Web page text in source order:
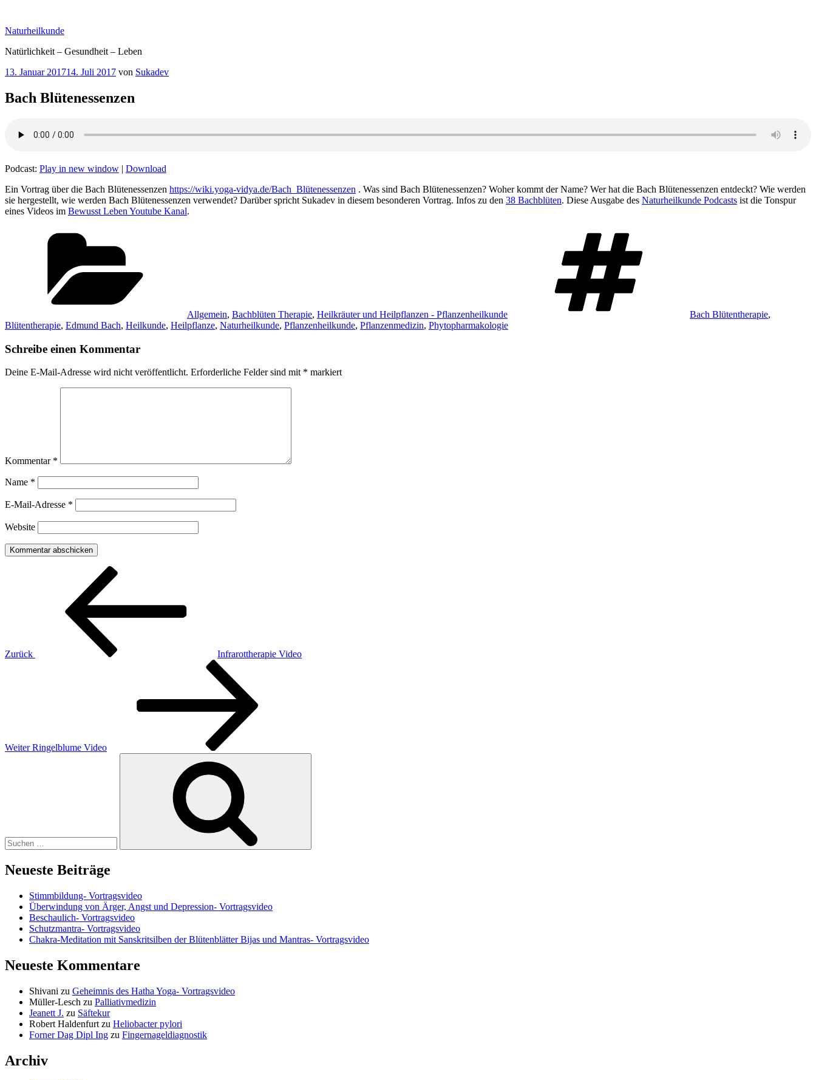
springen
Naturheilkunde
Natürlichkeit – Gesundheit – Leben
Veröffentlicht
13. Januar 201714. Juli 2017 von Sukadev
Bach Blütenessenzen
Podcast: Play in new window | Download
Ein Vortrag über die Bach Blütenessenzen https://wiki.yoga-vidya.de/Bach_Blütenessenzen . Was sind Bach Blütenessenzen? Woher kommt der Name? Wer hat die Bach Blütenessenzen entdeckt? Wie werden
sie hergestellt, wie werden Bach Blütenessenzen verwendet? Darüber spricht Sukadev in diesem besonderen Vortrag. Infos zu den 38 Bachblüten. Diese Ausgabe des Naturheilkunde Podcasts ist die Tonspur
eines Videos im Bewusst Leben Youtube Kanal.
Allgemein, Bachblüten Therapie, Heilkräuter und Heilpflanzen - Pflanzenheilkunde Bach Blütentherapie,
Blütentherapie, Edmund Bach, Heilkunde, Heilpflanze, Naturheilkunde, Pflanzenheilkunde, Pflanzenmedizin, Phytopharmakologie
Schreibe einen Kommentar
Deine E-Mail-Adresse wird nicht veröffentlicht. Erforderliche Felder sind mit * markiert
Kommentar *
Name *
E-Mail-Adresse *
Website
Beitragsnavigation
Zurück
Infrarottherapie Video
Weiter Ringelblume Video
Neueste Beiträge
Stimmbildung- Vortragsvideo
Überwindung von Ärger, Angst und Depression- Vortragsvideo
Beschaulich- Vortragsvideo
Schutzmantra- Vortragsvideo
Chakra-Meditation mit Sanskritsilben der Blütenblätter Bijas und Mantras- Vortragsvideo
Neueste Kommentare
Shivani zu Geheimnis des Hatha Yoga- Vortragsvideo
Müller-Lesch zu Palliativmedizin
Jeanett J. zu Säftekur
Robert Haldenfurt zu Heliobacter pylori
Forner Dag Dipl Ing zu Fingernageldiagnostik
Archiv